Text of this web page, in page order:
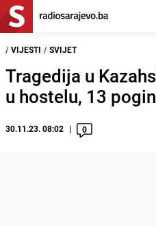
/ VIJESTI / SVIJET
Tragedija u
u hostelu, 13
30.11.23. 08:02 0